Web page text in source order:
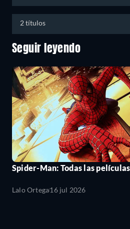
2 títulos
Seguir leyendo
Spider-Man: Todas las
Lalo Ortega16 jul 2026